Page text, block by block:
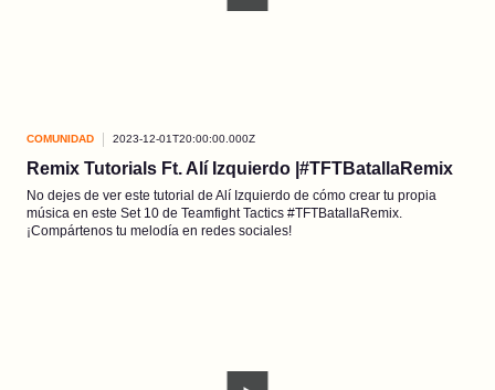
COMUNIDAD 2023-12-01T20:00:00.000Z
Remix Tutorials Ft. Alí Izquierdo |#TFTBatallaRemix
No dejes de ver este tutorial de Alí Izquierdo de cómo crear tu propia
música en este Set 10 de Teamfight Tactics #TFTBatallaRemix.
¡Compártenos tu melodía en redes sociales!